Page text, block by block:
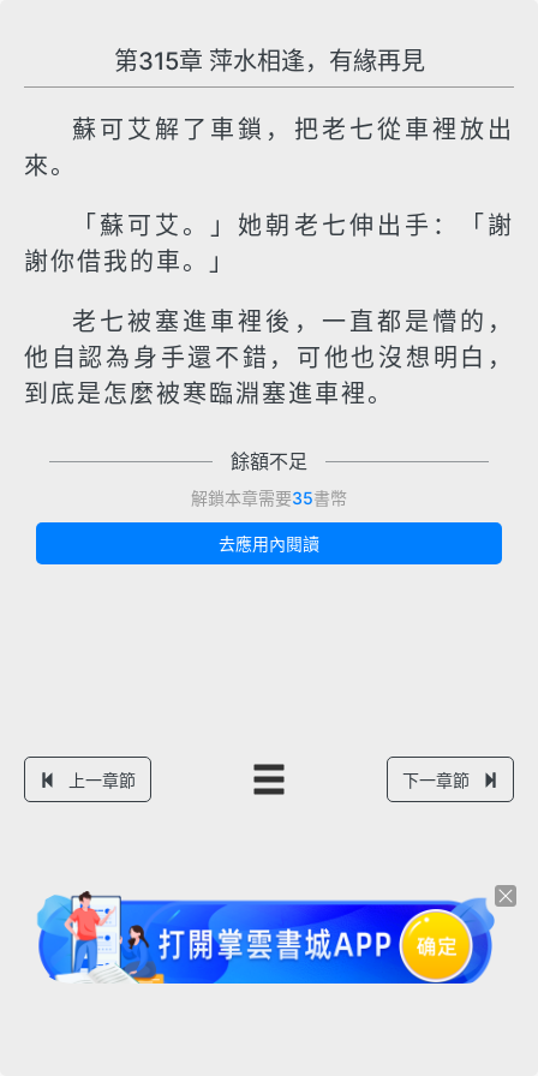
第315章 萍水相逢，有緣再見
蘇可艾解了車鎖，把老七從車裡放出
來。
「蘇可艾。」她朝老七伸出手：「謝
謝你借我的車。」
老七被塞進車裡後，一直都是懵的，
他自認為身手還不錯，可他也沒想明白，
到底是怎麼被寒臨淵塞進車裡。
餘額不足
解鎖本章需要35書幣
去應用內閱讀
上一章節 下一章節